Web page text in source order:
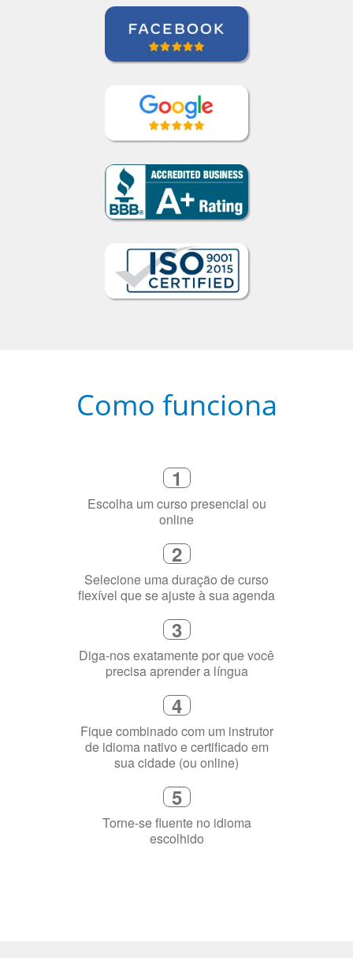
Como funciona
1
Escolha um curso presencial ou
online
2
Selecione uma duração de curso
flexível que se ajuste à sua agenda
3
Diga-nos exatamente por que você
precisa aprender a língua
4
Fique combinado com um instrutor
de idioma nativo e certificado em
sua cidade (ou online)
5
Torne-se fluente no idioma
escolhido